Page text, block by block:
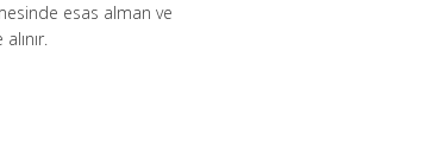
esas alman ve